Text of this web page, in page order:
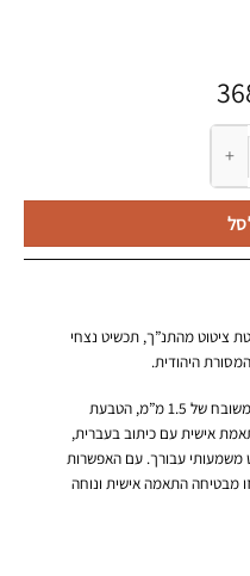
חריטה אישית - ציטוט מהתנ״ך
ציטוט מהתנ”ך, תכשיט נצחי
היהודית.
עשויה מכסף סטרלינג טהור 925 בעובי משובח של 1.5 מ”מ, הטבעת
אישית עם כיתוב בעברית,
משמעותי עבורך. עם האפשרות
מבטיחה התאמה אישית ונוחה